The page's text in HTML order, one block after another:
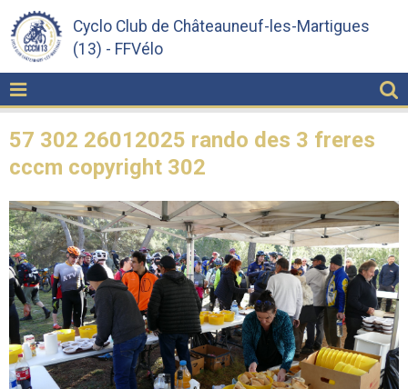
Cyclo Club de Châteauneuf-les-Martigues
(13) - FFVélo
57 302 26012025 rando des 3 freres
cccm copyright 302